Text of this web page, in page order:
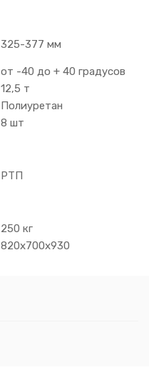
325-377 мм
от -40 до + 40 градусов
12,5 т
Полиуретан
8 шт
РТП
250 кг
820х700х930